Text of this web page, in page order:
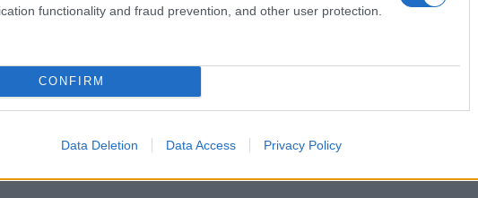
functionality and fraud prevention, and other user protection.
CONFIRM
Data Deletion Data Access Privacy Policy